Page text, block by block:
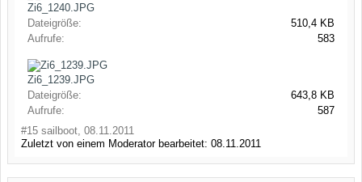
Zi6_1240.JPG
Dateigröße:
510,4 KB
Aufrufe:
583
Zi6_1239.JPG
Dateigröße:
643,8 KB
Aufrufe:
587
#15 sailboot 08.11.2011
Zuletzt von einem Moderator bearbeitet: 08.11.2011